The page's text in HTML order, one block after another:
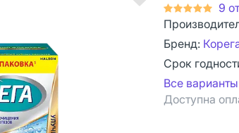
9
Бренд:
Срок
Все
Доступна